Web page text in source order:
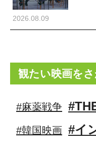
2026.08.09
観たい映画をさ
#麻薬戦争
#韓国映画 #イ